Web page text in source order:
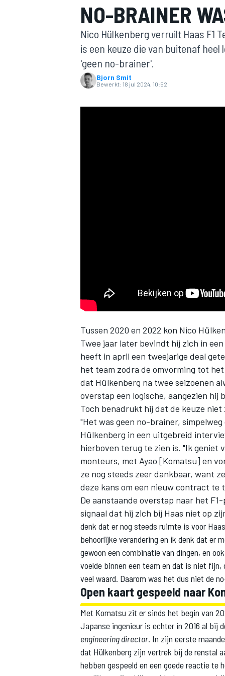
MOTOGP
NO-BRAINER
Nico Hülkenberg verruilt Haas F1
is een keuze die van buitenaf
'geen no-brainer'.
Bjorn Smit
Bewerkt: 18 jul 2024, 10:52
Tussen 2020 en 2022 kon Nico
Twee jaar later bevindt hij zich in
heeft in april een tweejarige deal
het team zodra de omvorming tot
dat Hülkenberg na twee seizoenen
overstap een logische, aangezien hij
Toch benadrukt hij dat de keuze niet
"Het was geen no-brainer,
Hülkenberg in een uitgebreid
hierboven terug te zien is. "Ik geniet
monteurs, met Ayao [Komatsu] en
ze nog steeds zeer dankbaar, want
deze kans om een nieuw contract te
De aanstaande overstap naar het
signaal dat hij zich bij Haas niet op
denk dat er nog steeds ruimte is voor
behoorlijke verandering en ik denk dat er
gewoon een combinatie van dingen, en
voelde binnen een team en dat is niet
veel waard. Daarom was het dus niet de
Open kaart gespeeld naar
Met Komatsu zit er sinds het begin van
Japanse ingenieur is echter in 2016 al bij
engineering director. In zijn eerste
dat Hülkenberg zijn vertrek bij de renstal
hebben gespeeld en een goede reactie te